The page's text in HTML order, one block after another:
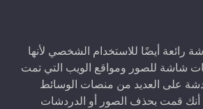
رائعة أيضًا للاستخدام الشخصي لأنها
شاشة للصور ومواقع الويب التي تمت
على العديد من منصات الوسائط
أنك قمت بحذف الصور أو الدردشات